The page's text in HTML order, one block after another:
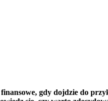
gdy dojdzie do